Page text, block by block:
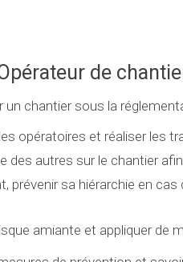
de
chantier sous la
opératoires et réaliser les
des autres sur le chantier
prévenir sa hiérarchie en
amiante et appliquer de